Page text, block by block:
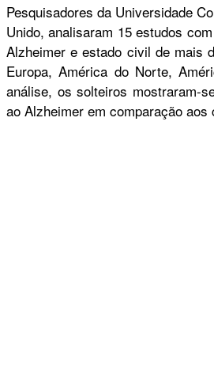
Pesquisadores da Universidade
Unido, analisaram 15 estudos
Alzheimer e estado civil de mais
Europa, América do Norte,
análise, os solteiros mostraram-
ao Alzheimer em comparação aos